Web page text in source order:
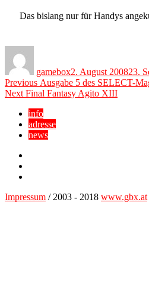
Das bislang nur für Handys
gamebox2. August 200823.
Beitragsnavigation
Previous Previous
post:
Ausgabe 5 des SELECT-
Next Next
Final Fantasy Agito XIII
info
adresse
news
Impressum / 2003 - 2018 www.gbx.at